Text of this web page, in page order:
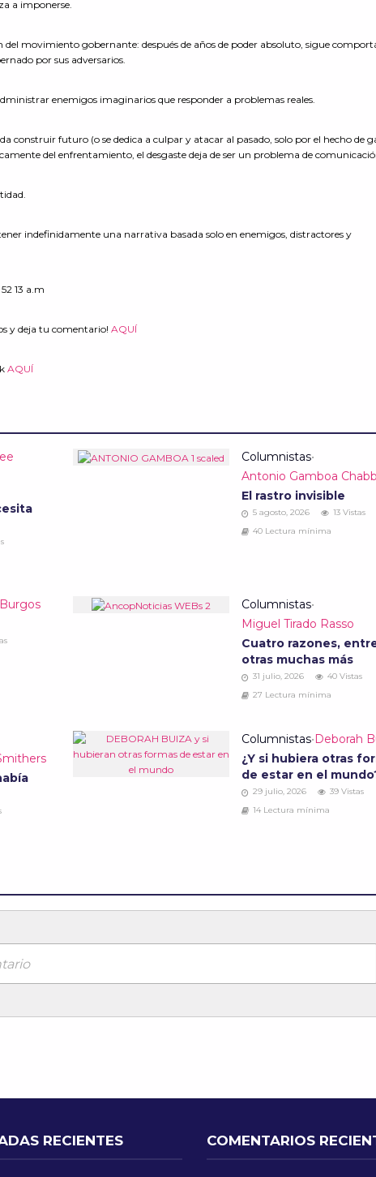
a imponerse.
movimiento gobernante: después de años de poder absoluto, sigue
por sus adversarios.
enemigos imaginarios que responder a problemas reales.
construir futuro (o se dedica a culpar y atacar al pasado, solo por el hecho de
del enfrentamiento, el desgaste deja de ser un problema de
indefinidamente una narrativa basada solo en enemigos, distractores y
y deja tu comentario!AQUÍ
AQUÍ
Columnistas•
Antonio Gamboa
El rastro invisible
5 agosto, 2026
13 Vistas
40 Lectura mínima
Columnistas•
Miguel Tirado Rasso
Cuatro razones,
otras muchas más
31 julio, 2026
40 Vistas
27 Lectura mínima
Columnistas• Deborah
¿Y si hubiera otras
de estar en el
29 julio, 2026
39 Vistas
14 Lectura mínima
RECIENTES COMENTARIOS